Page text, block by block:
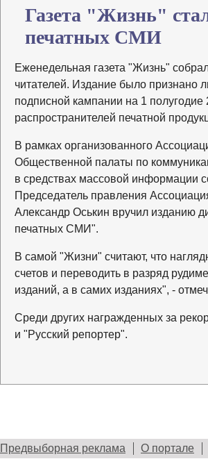
Газета "Жизнь"
печатных СМИ
Еженедельная газета "Жизнь"
читателей. Издание было признано
подписной кампании на 1
распространителей печатной
В рамках организованного
Общественной палаты по
в средствах массовой информации
Председатель правления
Александр Оськин вручил изданию
печатных СМИ".
В самой "Жизни" считают, что
счетов и переводить в разряд
изданий, а в самих изданиях", -
Среди других награжденных за
и "Русский репортер".
Предвыборная реклама О портале